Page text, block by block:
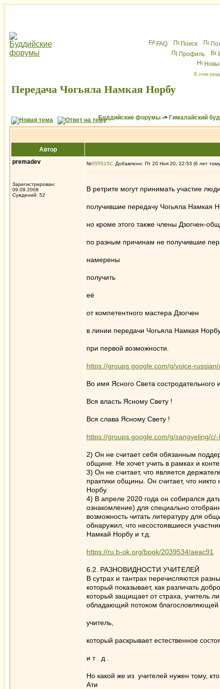
FAQ Поиск
Профиль
В этом
Передачa Чогьяла Намкая Норбу
Буддийские форумы -> Гималайский
Автор
premadev
Зарегистрирован:
09.09.2008
Суждений: 52
№555515 Добавлено: Пт 20 Ноя 20, 22:53 (6 лет
В ретрите могут принимать участие
получившие передачу Чогьяла Намкая
но кроме этого также члены Дзогчен-
по разным причинам не получившие
намерены
получить
её
от компетентного мастера Дзогчен
в линии передачи Чогьяла Намкая
при первой возможности.
https://groups.google.com/g/voice-
Во имя Ясного Света
Вся власть Ясному Свету !
Вся слава Ясному Свету !
https://groups.google.com/g/sangyeling/c/-
2) Он не считает себя обязанным
общине. Не хочет учить в рамках и
3) Он не считает, что является
практики общины. Он считает, что
Норбу.
4) В апреле 2020 года он собирался
ознакомление) для специально
возможность читать литературу для
обнаружил, что несостоявшиеся
Намкай Норбу и т.д.
https://ru.b-ok.org/book/2039534/aeac91
6.2. РАЗНОВИДНОСТИ УЧИТЕЛЕЙ
В сутрах и тантрах перечисляются
который показывает, как различать
который защищает от страха, учитель
обладающий потоком благословляющей
учитель,
который раскрывает естественное
и т . д .
Но какой же из учителей нужен тому, кто
Ати